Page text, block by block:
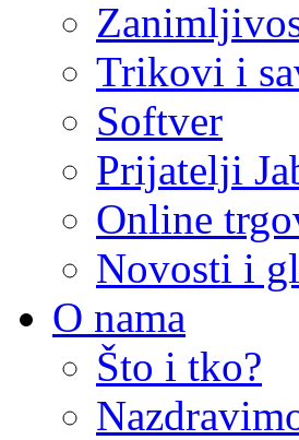
Trikovi i
Softver
Prijatelji
Online
Novosti i
O nama
Što i tko?